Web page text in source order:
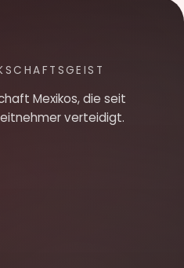
Mexikos, die seit
verteidigt.